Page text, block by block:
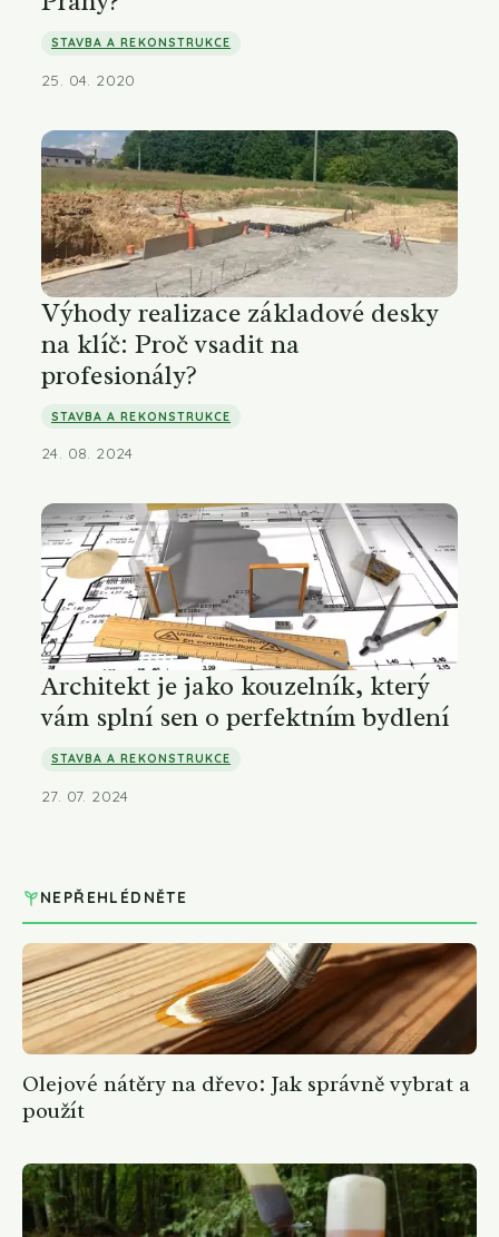
STAVBA A REKONSTRUKCE
25. 04. 2020
Výhody realizace základové desky
na klíč: Proč vsadit na
profesionály?
STAVBA A REKONSTRUKCE
24. 08. 2024
Architekt je jako kouzelník, který
vám splní sen o perfektním bydlení
STAVBA A REKONSTRUKCE
27. 07. 2024
NEPŘEHLÉDNĚTE
Olejové nátěry na dřevo: Jak správně vybrat a
použít